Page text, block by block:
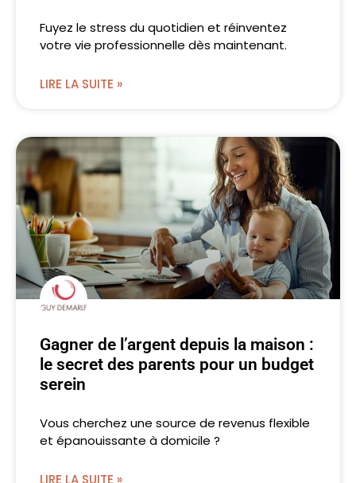
Fuyez le stress du quotidien et réinventez
votre vie professionnelle dès maintenant.
LIRE LA SUITE »
Gagner de l’argent depuis la maison :
le secret des parents pour un budget
serein
Vous cherchez une source de revenus flexible
et épanouissante à domicile ?
LIRE LA SUITE »